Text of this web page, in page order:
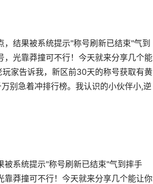
结果被系统提示"称号刷新已结束"气到
光靠莽撞可不行！今天就来分享几个能
家告诉我，新区前30天的称号获取有黄
别急着冲排行榜。我认识的小伙伴小,逆
被系统提示"称号刷新已结束"气到摔手
莽撞可不行！今天就来分享几个能让你